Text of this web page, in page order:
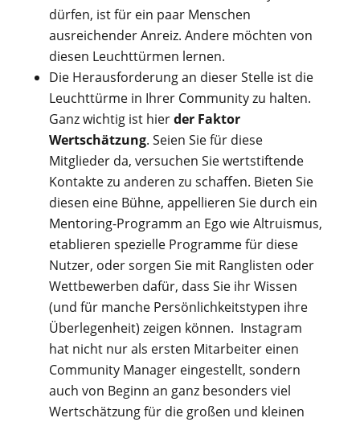
dürfen, ist für ein paar Menschen
ausreichender Anreiz. Andere möchten von
diesen Leuchttürmen lernen.
Die Herausforderung an dieser Stelle ist die
Leuchttürme in Ihrer Community zu halten.
Ganz wichtig ist hierder Faktor
Wertschätzung. Seien Sie für diese
Mitglieder da, versuchen Sie wertstiftende
Kontakte zu anderen zu schaffen. Bieten Sie
diesen eine Bühne, appellieren Sie durch ein
Mentoring-Programm an Ego wie Altruismus,
etablieren spezielle Programme für diese
Nutzer, oder sorgen Sie mit Ranglisten oder
Wettbewerben dafür, dass Sie ihr Wissen
(und für manche Persönlichkeitstypen ihre
Überlegenheit) zeigen können. Instagram
hat nicht nur als ersten Mitarbeiter einen
Community Manager eingestellt, sondern
auch von Beginn an ganz besonders viel
Wertschätzung für die großen und kleinen